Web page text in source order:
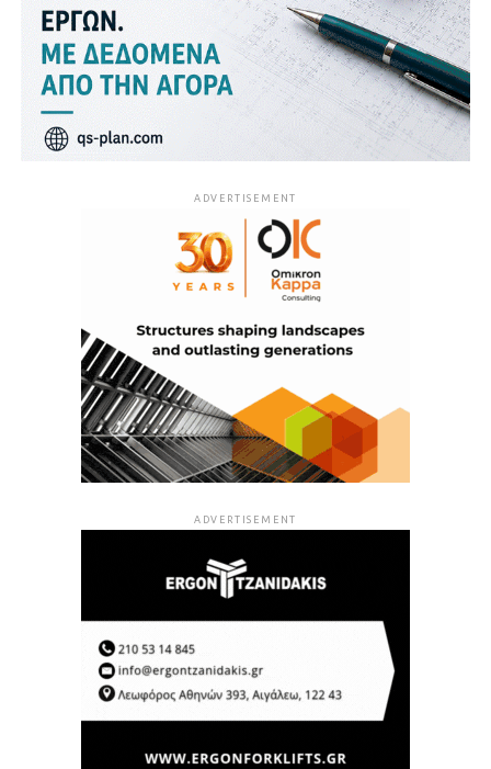
ADVERTISEMENT
ADVERTISEMENT